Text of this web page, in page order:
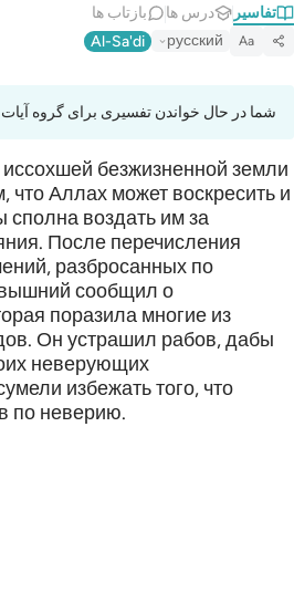
تفاسیر درس ها بازتاب ها
Aa
русский
Al-Sa'di
شما در حال خواندن تفسیری برای گروه آیات 50:11 تا 50:13
безжизненной земли
что Аллах может воскресить и
воздать им за
После перечисления
разбросанных по
сообщил о
поразила многие из
Он устрашил рабов, дабы
неверующих
избежать того, что
по неверию.